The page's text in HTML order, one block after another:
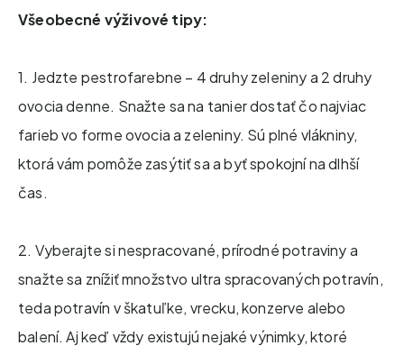
Všeobecné výživové tipy:
1. Jedzte pestrofarebne – 4 druhy zeleniny a 2 druhy
ovocia denne. Snažte sa na tanier dostať čo najviac
farieb vo forme ovocia a zeleniny. Sú plné vlákniny,
ktorá vám pomôže zasýtiť sa a byť spokojní na dlhší
čas.
2. Vyberajte si nespracované, prírodné potraviny a
snažte sa znížiť množstvo ultra spracovaných potravín,
teda potravín v škatuľke, vrecku, konzerve alebo
balení. Aj keď vždy existujú nejaké výnimky, ktoré